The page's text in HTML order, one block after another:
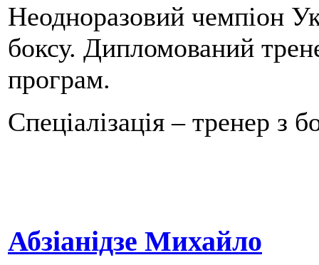
Неодноразовий чемпіон
боксу. Дипломований
програм.
Спеціалізація – тренер з
Абзіанідзе Михайло